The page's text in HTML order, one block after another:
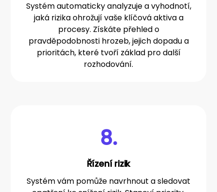
Systém automaticky analyzuje a vyhodnotí,
jaká rizika ohrožují vaše klíčová aktiva a
procesy. Získáte přehled o
pravděpodobnosti hrozeb, jejich dopadu a
prioritách, které tvoří základ pro další
rozhodování.
8.
Řízení rizik
Systém vám pomůže navrhnout a sledovat